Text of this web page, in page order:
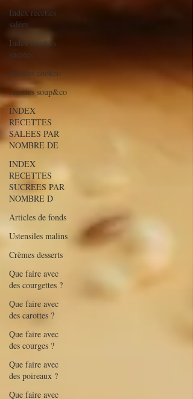
Index recettes
salées
Index recettes
sucrées
recettes cookeo
recettes soup&co
INDEX
RECETTES
SALEES PAR
NOMBRE DE
INDEX
RECETTES
SUCREES PAR
NOMBRE D
Articles de fonds
Ustensiles malins
Crèmes desserts
Que faire avec
des courgettes ?
Que faire avec
des carottes ?
Que faire avec
des courges ?
Que faire avec
des poireaux ?
Que faire avec